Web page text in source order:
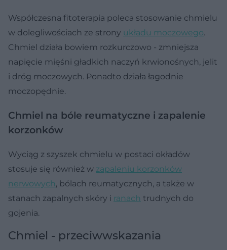
Współczesna fitoterapia poleca stosowanie chmielu
w dolegliwościach ze strony układu moczowego.
Chmiel działa bowiem rozkurczowo - zmniejsza
napięcie mięśni gładkich naczyń krwionośnych, jelit
i dróg moczowych. Ponadto działa łagodnie
moczopędnie.
Chmiel na bóle reumatyczne i zapalenie
korzonków
Wyciąg z szyszek chmielu w postaci okładów
stosuje się również w zapaleniu korzonków
nerwowych, bólach reumatycznych, a także w
stanach zapalnych skóry i ranach trudnych do
gojenia.
Chmiel - przeciwwskazania